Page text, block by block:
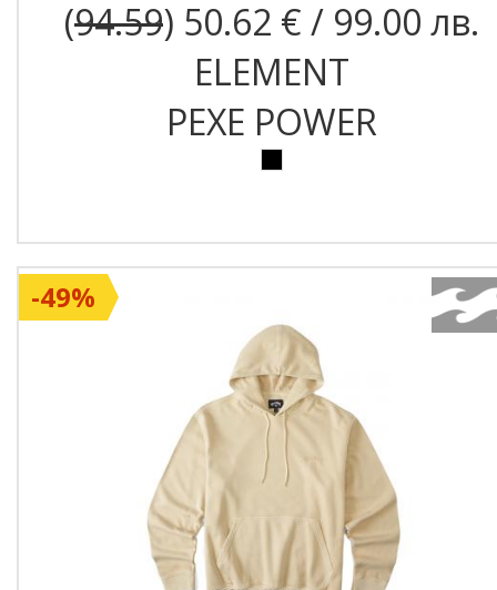
(94.59) 50.62 € / 99.00 лв.
ELEMENT
PEXE POWER
-49%